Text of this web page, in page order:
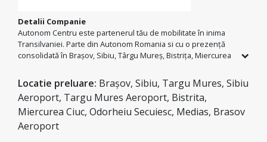
Detalii Companie
Autonom Centru este partenerul tău de mobilitate în inima
Transilvaniei. Parte din Autonom Romania si cu o prezență
consolidată în Brașov, Sibiu, Târgu Mureș, Bistrița, Miercurea
închirieri auto din regiune. Indiferent de destinație,
beneficiezi de kilometri nelimitați național și de o flotă
diversificată, de la mașini de oraș la SUV-uri pregătite pentru
drumuri de munte. De asemenea oferim prețuri
avantajoase, km nelimitați și posibilitatea predării
autoturismului în locații diferite din rețeaua națională.
Locatie preluare: Brașov, Sibiu, Targu Mures, Sibiu
Aeroport, Targu Mures Aeroport, Bistrita,
Miercurea Ciuc, Odorheiu Secuiesc, Medias, Brasov
Aeroport